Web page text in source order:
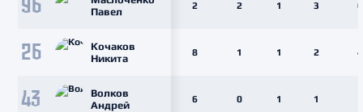
96
Павел
2 2 1 3 0
26
Кочаков
Никита
8 1 1 2 4
43
Волков
Андрей
6 0 1 1